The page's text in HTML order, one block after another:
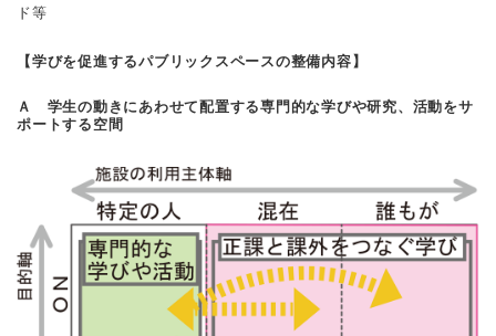
ド等
【学びを促進するパブリックスペースの整備内容】
Ａ 学生の動きにあわせて配置する専門的な学びや研究、活動をサ
ポートする空間